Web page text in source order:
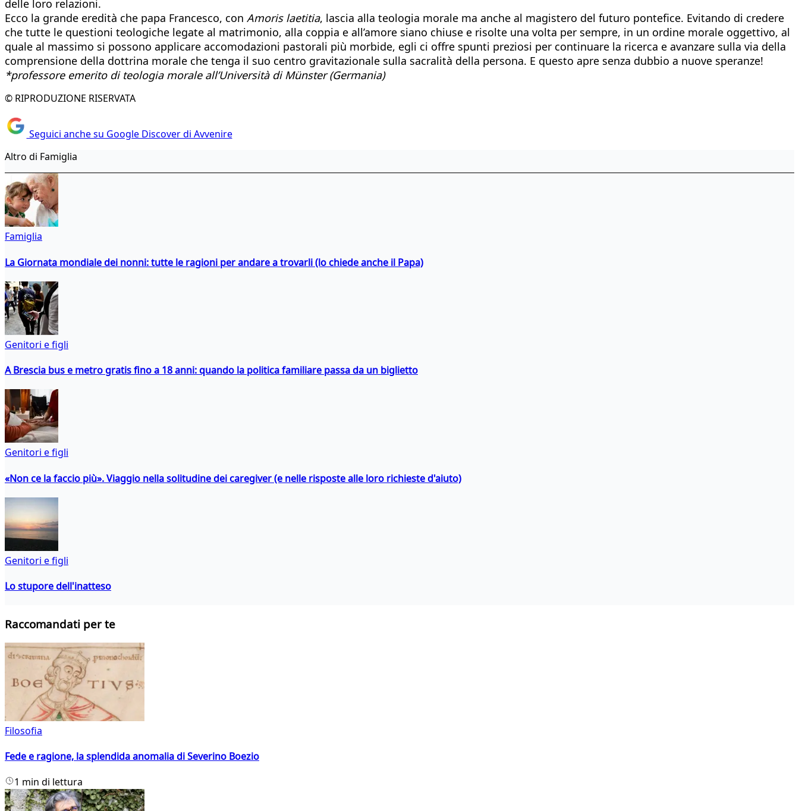
delle loro relazioni.
Ecco la grande eredità che papa Francesco, con Amoris laetitia, lascia alla teologia morale ma anche al magistero del futuro pontefice. Evitando di credere
che tutte le questioni teologiche legate al matrimonio, alla coppia e all’amore siano chiuse e risolte una volta per sempre, in un ordine morale oggettivo, al
quale al massimo si possono applicare accomodazioni pastorali più morbide, egli ci offre spunti preziosi per continuare la ricerca e avanzare sulla via della
comprensione della dottrina morale che tenga il suo centro gravitazionale sulla sacralità della persona. E questo apre senza dubbio a nuove speranze!
*professore emerito di teologia morale all’Università di Münster (Germania)
© RIPRODUZIONE RISERVATA
Seguici anche su Google Discover di Avvenire
Altro di Famiglia
Famiglia
La Giornata mondiale dei nonni: tutte le ragioni per andare a trovarli (lo chiede anche il Papa)
Genitori e figli
A Brescia bus e metro gratis fino a 18 anni: quando la politica familiare passa da un biglietto
Genitori e figli
«Non ce la faccio più». Viaggio nella solitudine dei caregiver (e nelle risposte alle loro richieste d'aiuto)
Genitori e figli
Lo stupore dell'inatteso
Raccomandati per te
Filosofia
Fede e ragione, la splendida anomalia di Severino Boezio
1 min di lettura